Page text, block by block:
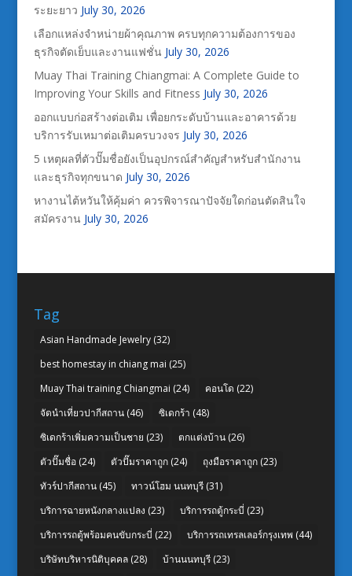
ระยะยาว July 30, 2026
เลือกแหล่งจำหน่ายผ้าคุณภาพ ครบทุกความต้องการของ
ธุรกิจตัดเย็บและงานแฟชั่น July 30, 2026
Muay Thai Training Chiangmai: A Complete Guide to
Improving Your Skills and Fitness July 30, 2026
ออกแบบก่อสร้างต่อเติม เพื่อยกระดับบ้านและอาคารด้วย
บริการรับเหมาต่อเติมครบวงจร July 30, 2026
5 เหตุผลที่ตัวปั๊มชื่อยังเป็นอุปกรณ์สำคัญสำหรับสำนักงาน
และธุรกิจทุกขนาด July 30, 2026
หางานไต้หวันให้คุ้มค่า ควรพิจารณาปัจจัยใดก่อนตัดสินใจ
สมัครงาน July 30, 2026
Tag
Asian Handmade Jewelry(32)
best homestay in chiang mai (25)
Muay Thai training Chiangmai (24) คอนโด (22)
จัดนำเที่ยวปากีสถาน(46) ซิเดกร้า (48)
ซิเดกร้าเพิ่มความเป็นชาย (23) ตกแต่งบ้าน(26)
ตัวปั๊มชื่อ(24) ตัวปั๊มราคาถูก(24) ถุงมือราคาถูก(23)
ทัวร์ปากีสถาน(45) ทาวน์โฮม นนทบุรี(31)
บริการฉายหนังกลางแปลง (23) บริการรถตู้กระบี่ (23)
บริการรถตู้พร้อมคนขับกระบี่ (22) บริการรถเทรลเลอร์กรุงเทพ (44)
บริษัทบริหารนิติบุคคล(28) บ้านนนทบุรี(23)